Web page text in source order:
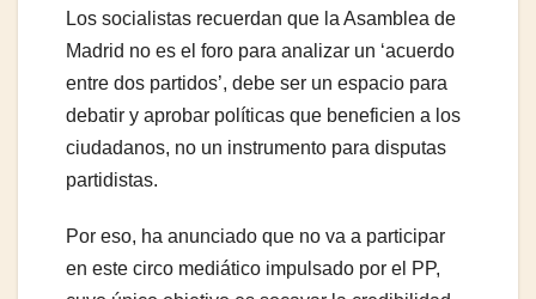
Los socialistas recuerdan que la Asamblea de
Madrid no es el foro para analizar un ‘acuerdo
entre dos partidos’, debe ser un espacio para
debatir y aprobar políticas que beneficien a los
ciudadanos, no un instrumento para disputas
partidistas.
Por eso, ha anunciado que no va a participar
en este circo mediático impulsado por el PP,